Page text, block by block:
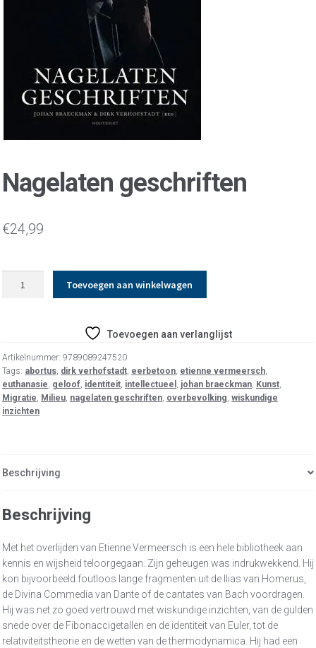
Nagelaten geschriften
€24,99
Toevoegen aan winkelwagen
Toevoegen aan verlanglijst
Artikelnummer: 9789089247520
Tags: abortus, dirk verhofstadt, eerbetoon, etienne vermeersch,
euthanasie, geloof, identiteit, intellectueel , johan braeckman, Kunst,
Migratie, Milieu, nagelaten geschriften, overbevolking, wiskundige
inzichten
Beschrijving
Beschrijving
Met het overlijden van Etienne Vermeersch is een hele bibliotheek aan
kennis en wijsheid teloorgegaan. Zijn geheugen was indrukwekkend. Hij
kon bijvoorbeeld foutloos lange fragmenten uit de Ilias van Homerus,
de Divina Commedia van Dante of de cantates van Bach voordragen.
Hij was net zo goed vertrouwd met wiskundige inzichten, van de gulden
snede over de Fibonaccigetallen en de identiteit van Euler, tot de
relativiteitstheorie en de wetten van de thermodynamica. Hij had een